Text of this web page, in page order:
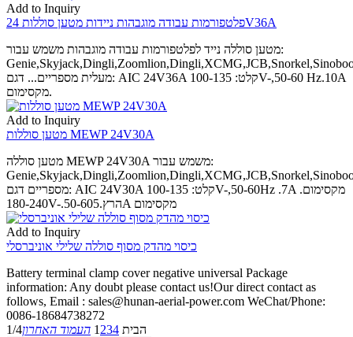
Add to Inquiry
פלטפורמות עבודה מוגבהות ניידות מטען סוללות 24V36A
מטען סוללה נייד לפלטפורמות עבודה מוגבהות משמש עבור:
מעלית מספריים... דגם: AIC 24V36A קלט: 100-135V-,50-60 Hz.10A
מקסימום.
Add to Inquiry
מטען סוללות MEWP 24V30A
מטען סוללה MEWP 24V30A משמש עבור:
מספריים דגם: AIC 24V30A קלט: 100-135V-,50-60Hz .7A מקסימום.
180-240V-.50-60הרץ.5A מקסימום
Add to Inquiry
כיסוי מהדק מסוף סוללה שלילי אוניברסלי
Battery terminal clamp cover negative universal Package
information: Any doubt please contact us!Our direct contact as
follows, Email : sales@hunan-aerial-power.com WeChat/Phone:
0086-18684738272
הבית
1 234 העמוד האחרון1/4